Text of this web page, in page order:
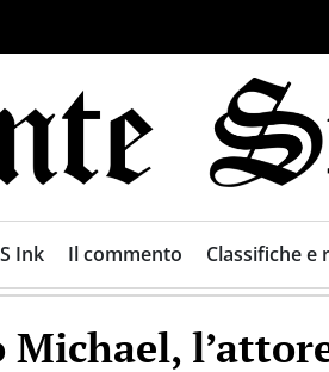
Ink Il commento Classifiche e